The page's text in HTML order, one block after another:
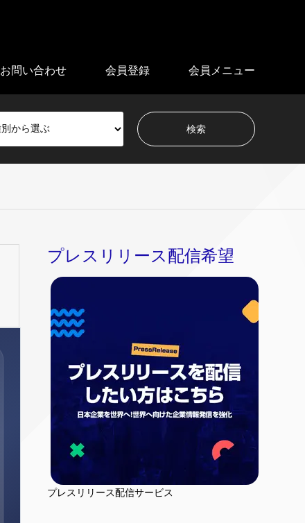
お問い合わせ 会員登録 会員メニュー
プレスリリース配信希望
プレスリリース配信サービス